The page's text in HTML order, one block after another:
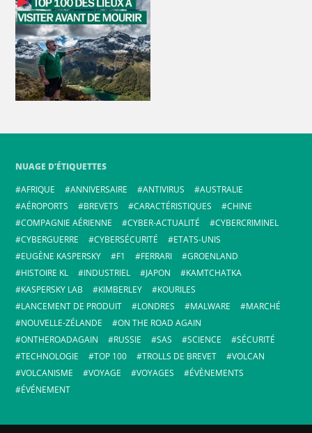
NUAGE D’ÉTIQUETTES
AFRIQUE
ANNIVERSAIRE ANTIVIRUS
AUSTRALIE
AÉROPORTS
BREVETS CARACTÉRISTIQUES
CHINE
COMPAGNIE AÉRIENNE
CYBER-ACTUALITÉ
CYBERCRIMINEL
CYBERGUERRE
CYBERSÉCURITÉ
ETATS-UNIS
EUGÈNE KASPERSKY
F1 FERRARI
GROENLAND
HISTOIRE KL
INDUSTRIEL JAPON
KAMTCHATKA
KASPERSKY LAB
KIMBERLEY
KOURILES
LANCEMENT DE PRODUIT
LONDRES MALWARE
MARCHÉ
NOUVELLE-ZÉLANDE
ON THE ROAD AGAIN
ONTHEROADAGAIN
RUSSIE SAS SCIENCE
SÉCURITÉ
TECHNOLOGIE
TOP 100 TROLLS DE BREVET
VOLCAN
VOLCANISME
VOYAGE VOYAGES
ÉVÈNEMENTS
ÉVÉNEMENT